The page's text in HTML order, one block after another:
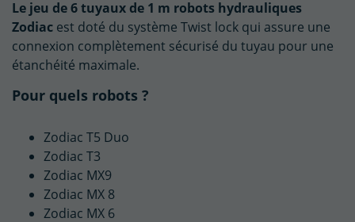
Le jeu de 6 tuyaux de 1 m robots hydrauliques
Zodiac est doté du système Twist lock qui assure une
connexion complètement sécurisé du tuyau pour une
étanchéité maximale.
Pour quels robots ?
Zodiac T5 Duo
Zodiac T3
Zodiac MX9
Zodiac MX 8
Zodiac MX 6